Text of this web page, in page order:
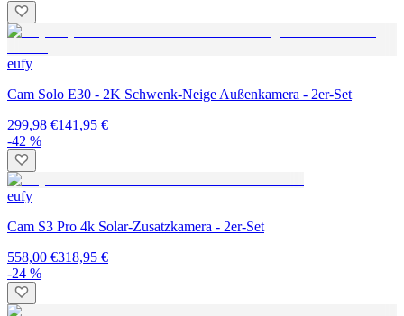
eufy
Cam Solo E30 - 2K Schwenk-Neige Außenkamera - 2er-Set
299,98 €141,95 €
-42 %
eufy
Cam S3 Pro 4k Solar-Zusatzkamera - 2er-Set
558,00 €318,95 €
-24 %